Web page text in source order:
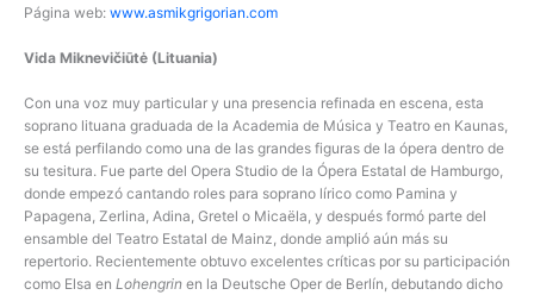
Página web: www.asmikgrigorian.com
Vida Miknevičiūtė (Lituania)
Con una voz muy particular y una presencia refinada en escena, esta
soprano lituana graduada de la Academia de Música y Teatro en Kaunas,
se está perfilando como una de las grandes figuras de la ópera dentro de
su tesitura. Fue parte del Opera Studio de la Ópera Estatal de Hamburgo,
donde empezó cantando roles para soprano lírico como Pamina y
Papagena, Zerlina, Adina, Gretel o Micaëla, y después formó parte del
ensamble del Teatro Estatal de Mainz, donde amplió aún más su
repertorio. Recientemente obtuvo excelentes críticas por su participación
como Elsa en Lohengrin en la Deutsche Oper de Berlín, debutando dicho